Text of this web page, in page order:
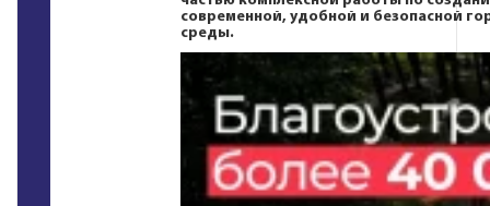
современной, удобной и безопасной
среды.